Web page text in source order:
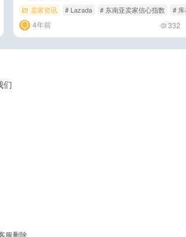
卖家资讯 # Lazada # 东南亚卖家信心指数 #
4年前 332
们
服删除